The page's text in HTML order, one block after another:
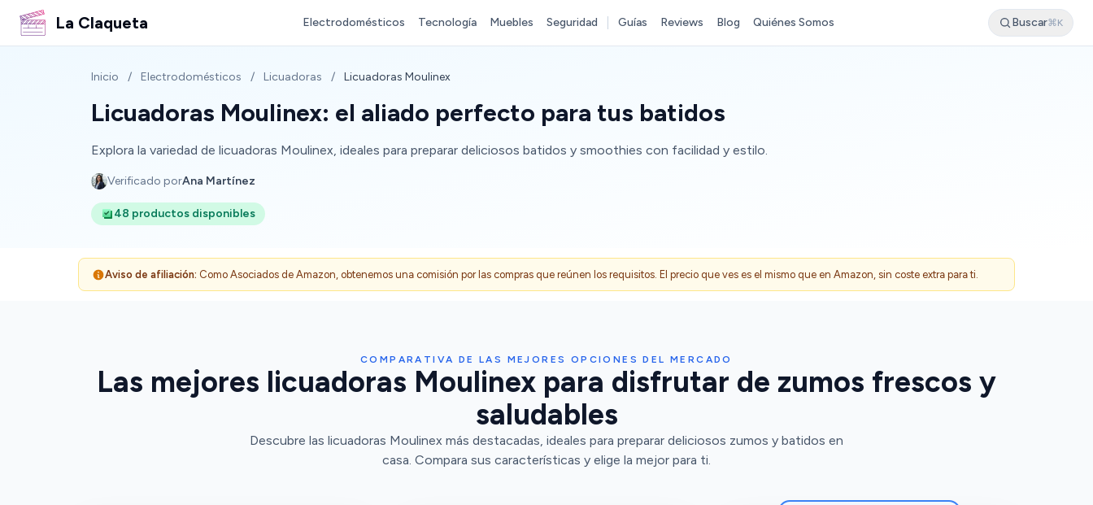
La Claqueta Electrodomésticos Tecnología Muebles Seguridad Guías Reviews Blog Quiénes Somos Buscar⌘K
Inicio / Electrodomésticos / Licuadoras / Licuadoras Moulinex
Licuadoras Moulinex: el aliado perfecto para tus batidos
Explora la variedad de licuadoras Moulinex, ideales para preparar deliciosos batidos y smoothies con facilidad y estilo.
Verificado porAna Martínez
48 productos disponibles
Aviso de afiliación: Como Asociados de Amazon, obtenemos una comisión por las compras que reúnen los requisitos. El precio que ves es el mismo que en Amazon, sin coste extra para ti.
COMPARATIVA DE LAS MEJORES OPCIONES DEL MERCADO
Las mejores licuadoras Moulinex para disfrutar de zumos frescos y
saludables
Descubre las licuadoras Moulinex más destacadas, ideales para preparar deliciosos zumos y batidos en
casa. Compara sus características y elige la mejor para ti.